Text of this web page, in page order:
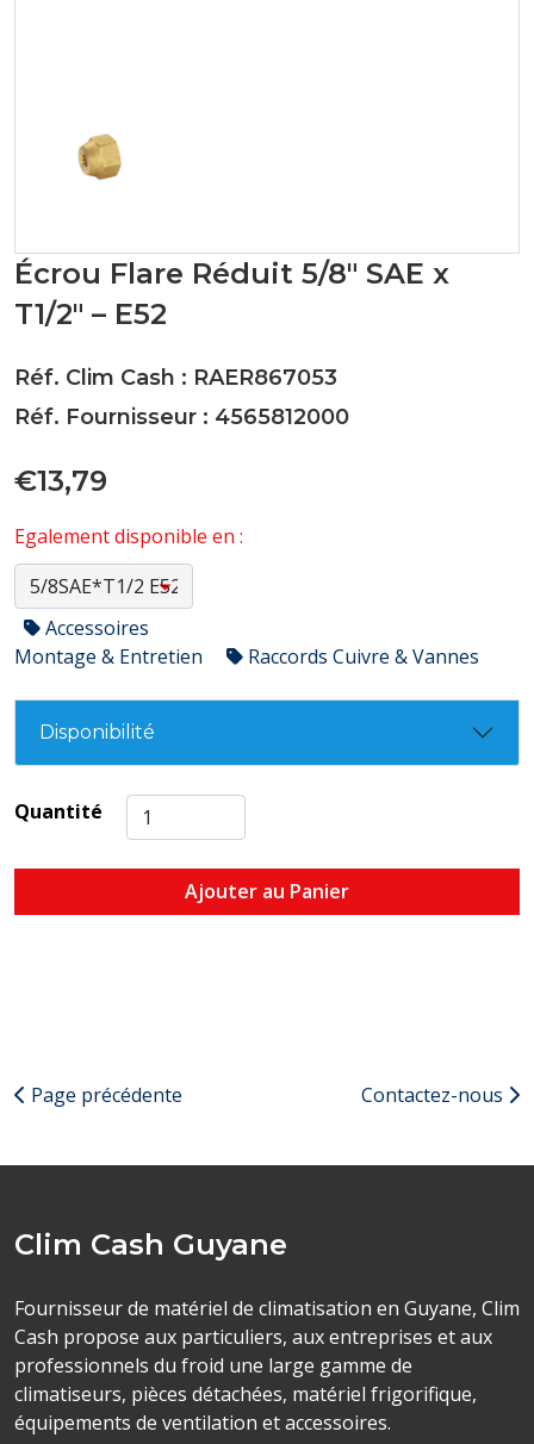
Écrou Flare Réduit 5/8" SAE x
T1/2" – E52
Réf. Clim Cash : RAER867053
Réf. Fournisseur : 4565812000
€13,79
Egalement disponible en :
Accessoires
Montage & Entretien
Raccords Cuivre & Vannes
Disponibilité
Quantité
Ajouter au Panier
Page précédente Contactez-nous
Clim Cash Guyane
Fournisseur de matériel de climatisation en Guyane, Clim
Cash propose aux particuliers, aux entreprises et aux
professionnels du froid une large gamme de
climatiseurs, pièces détachées, matériel frigorifique,
équipements de ventilation et accessoires.